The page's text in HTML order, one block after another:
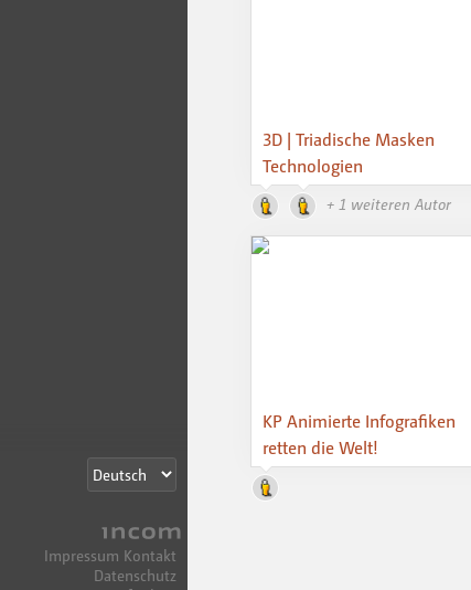
Impressum Kontakt
Datenschutz
3D | Triadische Masken
Technologien
+ 1 weiteren Autor
KP Animierte Infografiken
retten die Welt!